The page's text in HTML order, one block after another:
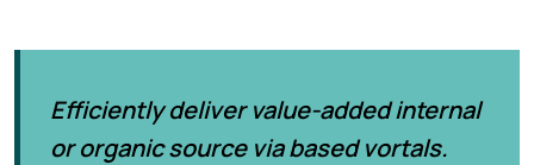
Efficiently deliver value-added internal
or organic source via based vortals.